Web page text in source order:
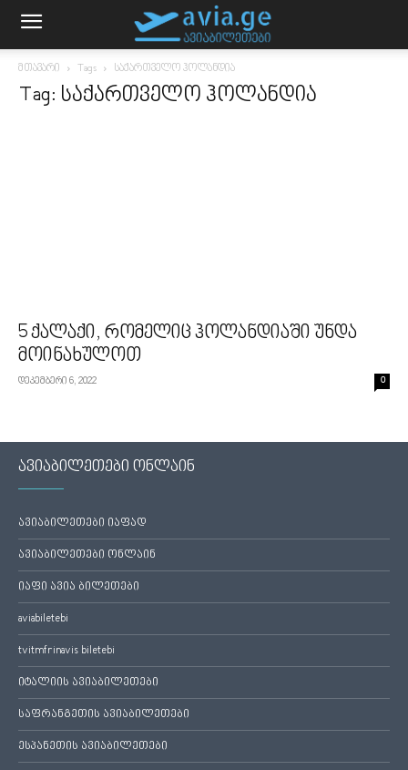
მთავარი Tags საქართველო ჰოლანდია
Tag: საქართველო ჰოლანდია
5 ქალაქი, რომელიც ჰოლანდიაში უნდა
მოინახულოთ
დეკემბერი 6, 2022 0
ავიაბილეთები ონლაინ
ავიაბილეთები იაფად
ავიაბილეთები ონლაინ
იაფი ავია ბილეთები
aviabiletebi
tvitmfrinavis biletebi
იტალიის ავიაბილეთები
საფრანგეთის ავიაბილეთები
ესპანეთის ავიაბილეთები